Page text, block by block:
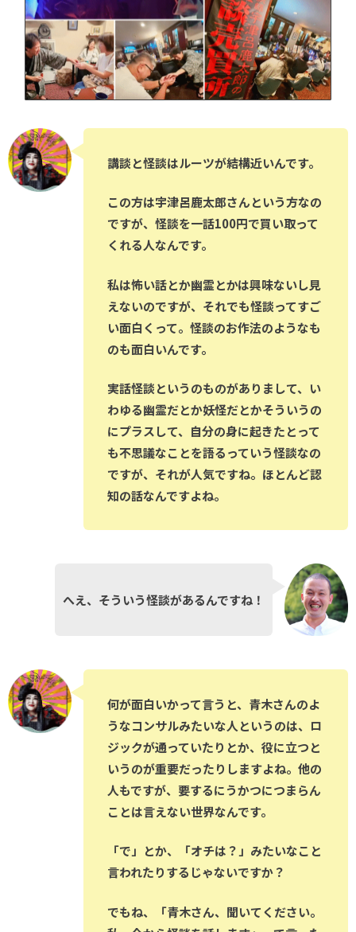
講談と怪談はルーツが結構近いんです。
この方は宇津呂鹿太郎さんという方なの
ですが、怪談を一話100円で買い取って
くれる人なんです。
私は怖い話とか幽霊とかは興味ないし見
えないのですが、それでも怪談ってすご
い面白くって。怪談のお作法のようなも
のも面白いんです。
実話怪談というのものがありまして、い
わゆる幽霊だとか妖怪だとかそういうの
にプラスして、自分の身に起きたとって
も不思議なことを語るっていう怪談なの
ですが、それが人気ですね。ほとんど認
知の話なんですよね。
へえ、そういう怪談があるんですね！
何が面白いかって言うと、青木さんのよ
うなコンサルみたいな人というのは、ロ
ジックが通っていたりとか、役に立つと
いうのが重要だったりしますよね。他の
人もですが、要するにうかつにつまらん
ことは言えない世界なんです。
「で」とか、「オチは？」みたいなこと
言われたりするじゃないですか？
でもね、「青木さん、聞いてください。